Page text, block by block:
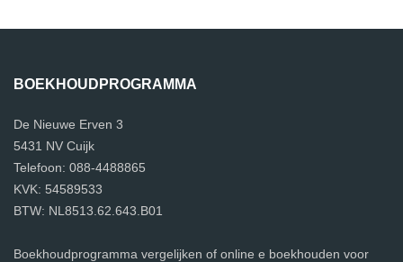
BOEKHOUDPROGRAMMA
De Nieuwe Erven 3
5431 NV Cuijk
Telefoon: 088-4488865
KVK: 54589533
BTW: NL8513.62.643.B01
Boekhoudprogramma vergelijken of online e boekhouden voor